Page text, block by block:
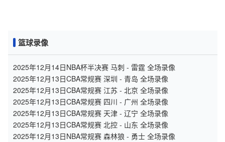
篮球录像
2025年12月14日NBA杯半决赛 马刺 - 雷霆 全场录像
2025年12月13日CBA常规赛 深圳 - 青岛 全场录像
2025年12月13日CBA常规赛 江苏 - 北京 全场录像
2025年12月13日CBA常规赛 四川 - 广州 全场录像
2025年12月13日CBA常规赛 天津 - 辽宁 全场录像
2025年12月13日CBA常规赛 北控 - 山东 全场录像
2025年12月13日NBA常规赛 森林狼 - 勇士 全场录像